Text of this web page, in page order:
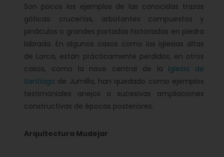
Son pocos los ejemplos de las conocidas trazas
góticas: crucerías, arbotantes compuestos y
pináculos o grandes portadas historiadas en piedra
labrada. En algunos casos como las iglesias altas
de Lorca, están prácticamente perdidos, en otros
casos, como la nave central de la Iglesia de
Santiago de Jumilla, han quedado como ejemplos
testimoniales anejos a sucesivas ampliaciones
constructivas de épocas posteriores.
Arquitectura Mudejar